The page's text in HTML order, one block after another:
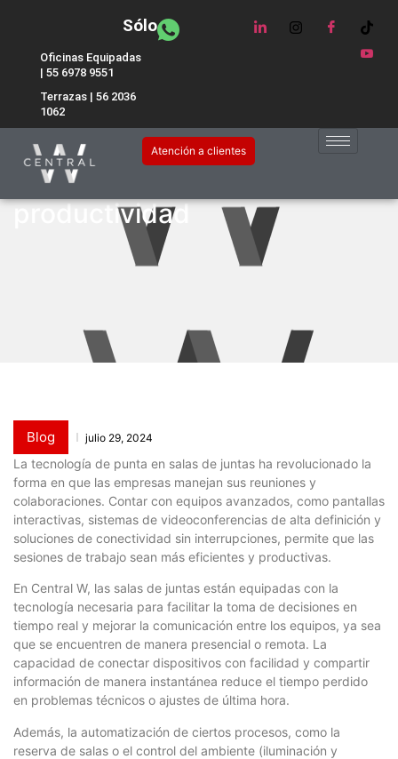
Sólo
Oficinas Equipadas
| 55 6978 9551
Terrazas | 56 2036
1062
Atención a clientes
Cómo la tecnología de punta
en salas de juntas impulsa la
productividad​
Blog julio 29, 2024
La tecnología de punta en salas de juntas ha revolucionado la
forma en que las empresas manejan sus reuniones y
colaboraciones. Contar con equipos avanzados, como pantallas
interactivas, sistemas de videoconferencias de alta definición y
soluciones de conectividad sin interrupciones, permite que las
sesiones de trabajo sean más eficientes y productivas.
En Central W, las salas de juntas están equipadas con la
tecnología necesaria para facilitar la toma de decisiones en
tiempo real y mejorar la comunicación entre los equipos, ya sea
que se encuentren de manera presencial o remota. La
capacidad de conectar dispositivos con facilidad y compartir
información de manera instantánea reduce el tiempo perdido
en problemas técnicos o ajustes de última hora.
Además, la automatización de ciertos procesos, como la
reserva de salas o el control del ambiente (iluminación y